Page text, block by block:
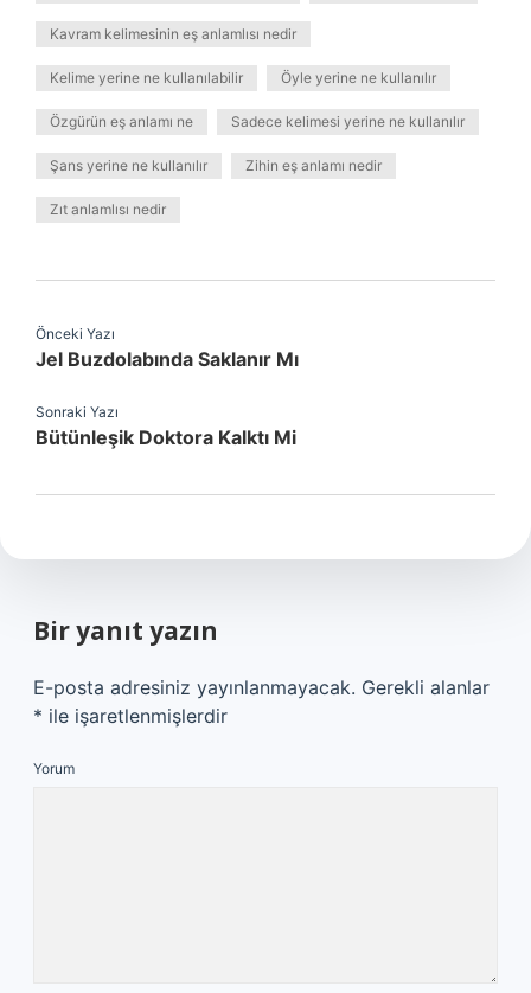
Kavram kelimesinin eş anlamlısı nedir
Kelime yerine ne kullanılabilir Öyle yerine ne kullanılır
Özgürün eş anlamı ne Sadece kelimesi yerine ne kullanılır
Şans yerine ne kullanılır Zihin eş anlamı nedir
Zıt anlamlısı nedir
Önceki Yazı
Jel Buzdolabında Saklanır Mı
Sonraki Yazı
Bütünleşik Doktora Kalktı Mi
Bir yanıt yazın
E-posta adresiniz yayınlanmayacak. Gerekli alanlar
* ile işaretlenmişlerdir
Yorum